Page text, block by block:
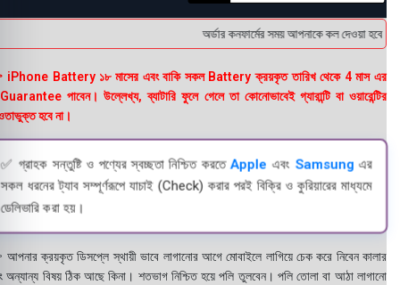
অর্ডার কনফার্মের সময় আপনাকে কল দেওয়া হবে ।
Battery ১৮ মাসের এবং বাকি সকল Battery ক্রয়কৃত তারিখ থেকে 4 মাস এর
পাবেন। উল্লেখ্য, ব্যাটারি ফুলে গেলে তা কোনোভাবেই গ্যারান্টি বা ওয়ারেন্টির
হবে না।
✅ গ্রাহক সন্তুষ্টি ও পণ্যের স্বচ্ছতা নিশ্চিত করতেApple এবং Samsung এর
সকল ধরনের ট্যাব সম্পূর্ণরূপে যাচাই (Check) করার পরই বিক্রি ও কুরিয়ারের মাধ্যমে
ডেলিভারি করা হয়।
ক্রয়কৃত ডিসপ্লে স্থায়ী ভাবে লাগানোর আগে মোবাইলে লাগিয়ে চেক করে নিবেন কালার
অন্যান্য বিষয় ঠিক আছে কিনা। শতভাগ নিশ্চিত হয়ে পলি তুলবেন। পলি তোলা বা আঠা লাগানো